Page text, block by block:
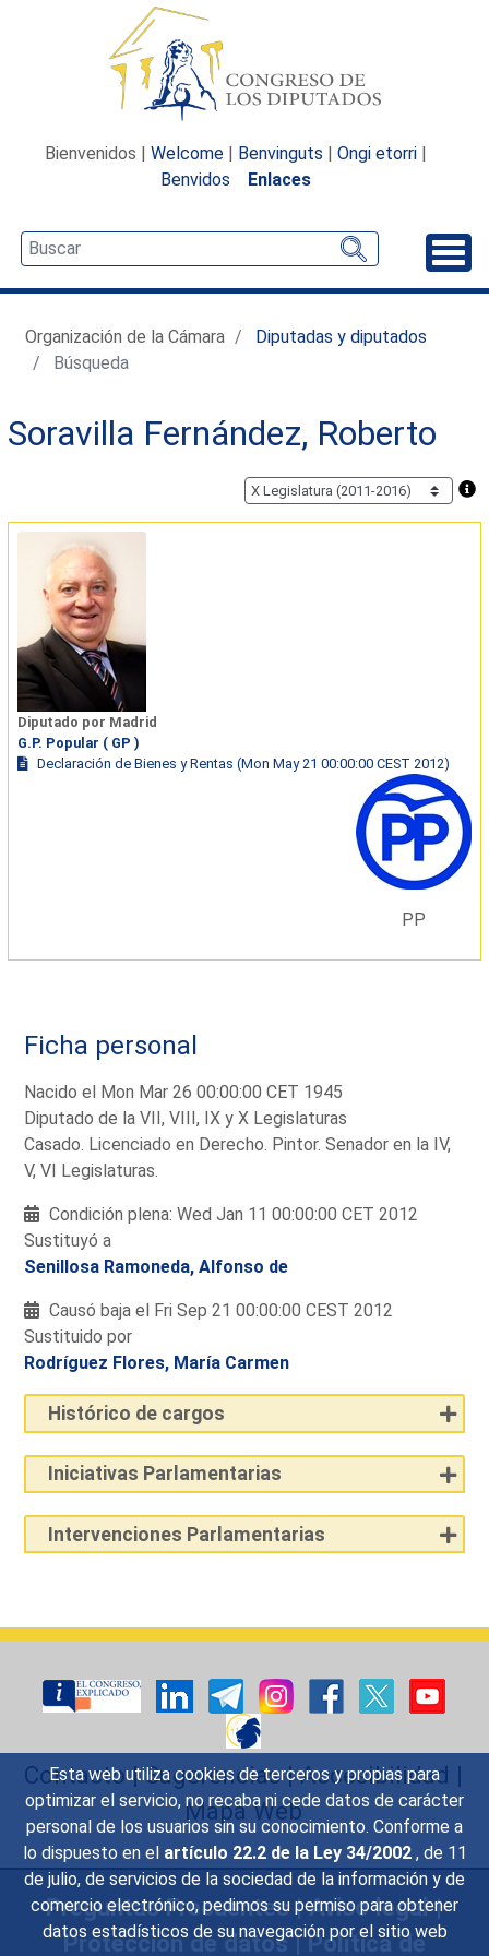
Esta web utiliza cookies de terceros y propias para
optimizar el servicio, no recaba ni cede datos de carácter
personal de los usuarios sin su conocimiento. Conforme a
lo dispuesto en el artículo 22.2 de la Ley 34/2002 , de 11
de julio, de servicios de la sociedad de la información y de
comercio electrónico, pedimos su permiso para obtener
datos estadísticos de su navegación por el sitio web
Bienvenidos | Welcome | Benvinguts | Ongi etorri |
Benvidos
Enlaces
Organización de la Cámara
Diputadas y diputados
Búsqueda
Soravilla Fernández, Roberto
Diputado por Madrid
G.P. Popular ( GP )
Declaración de Bienes y Rentas (Mon May 21 00:00:00 CEST 2012)
PP
Ficha personal
Nacido el Mon Mar 26 00:00:00 CET 1945
Diputado de la VII, VIII, IX y X Legislaturas
Casado. Licenciado en Derecho. Pintor. Senador en la IV,
V, VI Legislaturas.
Condición plena: Wed Jan 11 00:00:00 CET 2012
Sustituyó a
Senillosa Ramoneda, Alfonso de
Causó baja el Fri Sep 21 00:00:00 CEST 2012
Sustituido por
Rodríguez Flores, María Carmen
Histórico de cargos
Iniciativas Parlamentarias
Intervenciones Parlamentarias
Contacto|Sugerencias|Accesibilidad |
Mapa Web
Preguntas Frecuentes|Aviso legal|
Protección de datos|Política de